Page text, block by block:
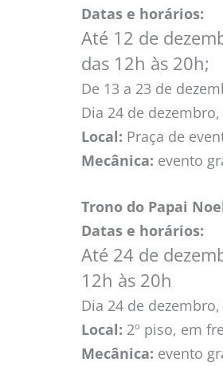
Datas e horários:
Até 12 de
das 12h às 20h;
De 13 a 23 de
Dia 24 de
Local: Praça de
Mecânica: evento
Trono do Papai
Datas e horários:
Até 24 de
12h às 20h
Dia 24 de
Local: 2º piso, em
Mecânica: evento